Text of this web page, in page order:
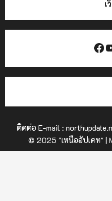
เ
ติดต่อ E-mail :
© 2025 "เหนืออัปเดท"|